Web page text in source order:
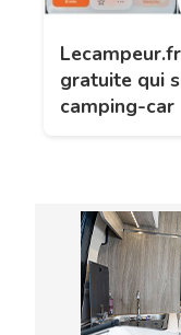
gratuite qui
camping-car